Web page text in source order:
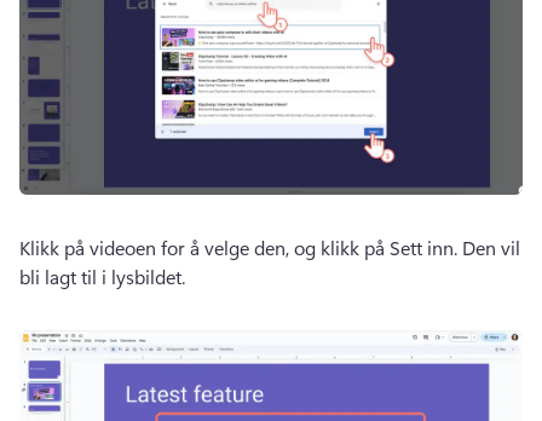
Klikk på videoen for å velge den, og klikk på Sett inn. Den vil
bli lagt til i lysbildet.